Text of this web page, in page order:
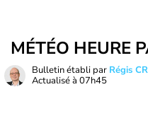
MÉTÉO HEURE
Bulletin établi par Régis
Actualisé à 07h45